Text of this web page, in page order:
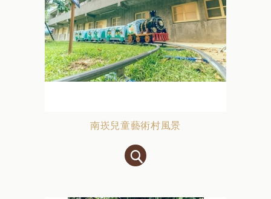
南崁兒童藝術村風景